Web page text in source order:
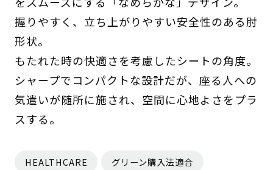
握りやすく、立ち上がりやすい安全性のある肘
形状。
もたれた時の快適さを考慮したシートの角度。
シャープでコンパクトな設計だが、座る人への
気遣いが随所に施され、空間に心地よさをプラ
スする。
HEALTHCARE グリーン購入法適合